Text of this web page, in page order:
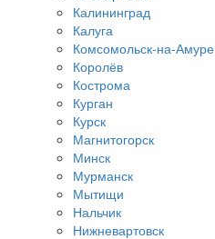
Калининград
Калуга
Комсомольск-на-Амуре
Королёв
Кострома
Курган
Курск
Магнитогорск
Минск
Мурманск
Мытищи
Нальчик
Нижневартовск